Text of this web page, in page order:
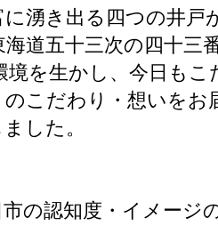
湧き出る四つの井
道五十三次の四十
を生かし、今日もこ
こだわり・想いを
した。
市の認知度・イメー